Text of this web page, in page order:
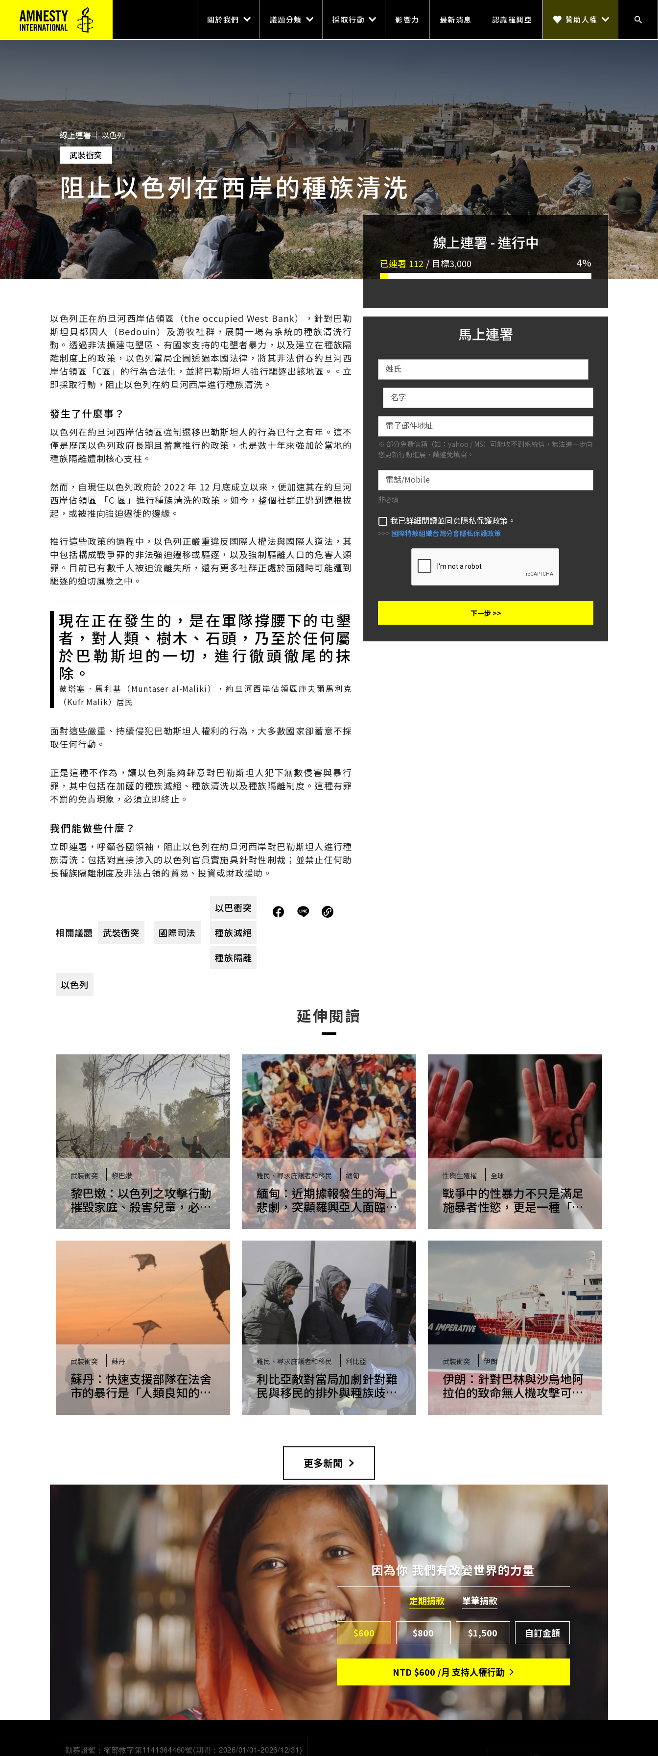
關於我們 議題分類 採取行動 影響力 最新消息 認識羅興亞 贊助人權
搜尋
線上連署
以色列
武裝衝突
阻止以色列在西岸的種族清洗
以色列正在約旦河西岸佔領區（the occupied West Bank），針對巴勒
斯坦貝都因人（Bedouin）及游牧社群，展開一場有系統的種族清洗行
動。透過非法擴建屯墾區、有國家支持的屯墾者暴力，以及建立在種族隔
離制度上的政策，以色列當局企圖透過本國法律，將其非法併吞約旦河西
岸佔領區「C區」的行為合法化，並將巴勒斯坦人強行驅逐出該地區。。立
即採取行動，阻止以色列在約旦河西岸進行種族清洗。
發生了什麼事？
以色列在約旦河西岸佔領區強制遷移巴勒斯坦人的行為已行之有年。這不
僅是歷屆以色列政府長期且蓄意推行的政策，也是數十年來強加於當地的
種族隔離體制核心支柱。
然而，自現任以色列政府於 2022 年 12 月底成立以來，便加速其在約旦河
西岸佔領區 「C 區」進行種族清洗的政策。如今，整個社群正遭到連根拔
起，或被推向強迫遷徙的邊緣。
推行這些政策的過程中，以色列正嚴重違反國際人權法與國際人道法，其
中包括構成戰爭罪的非法強迫遷移或驅逐，以及強制驅離人口的危害人類
罪。目前已有數千人被迫流離失所，還有更多社群正處於面隨時可能遭到
驅逐的迫切風險之中。
現在正在發生的，是在軍隊撐腰下的屯墾
者，對人類、樹木、石頭，乃至於任何屬
於巴勒斯坦的一切，進行徹頭徹尾的抹
除。
蒙塔塞．馬利基（Muntaser al-Maliki），約旦河西岸佔領區庫夫爾馬利克
（Kufr Malik）居民
面對這些嚴重、持續侵犯巴勒斯坦人權利的行為，大多數國家卻蓄意不採
取任何行動。
正是這種不作為，讓以色列能夠肆意對巴勒斯坦人犯下無數侵害與暴行
罪，其中包括在加薩的種族滅絕、種族清洗以及種族隔離制度。這種有罪
不罰的免責現象，必須立即終止。
我們能做些什麼？
立即連署，呼籲各國領袖，阻止以色列在約旦河西岸對巴勒斯坦人進行種
族清洗：包括對直接涉入的以色列官員實施具針對性制裁；並禁止任何助
長種族隔離制度及非法占領的貿易、投資或財政援助。
相關議題 武裝衝突 國際司法
以巴衝突
種族滅絕
種族隔離
以色列
線上連署 - 進行中
已連署 112 /目標3,000 4%
馬上連署
姓氏
名字
※ 部分免費信箱（如：yahoo / MS）可能收不到系統信，無法進一步向
您更新行動進展，請避免填寫。
電子郵件地址
電話/Mobile
非必填
我已詳細閱讀並同意隱私保護政策。
>>> 國際特赦組織台灣分會隱私保護政策
延伸閱讀
武裝衝突 黎巴嫩
黎巴嫩：以色列之攻擊行動
摧毀家庭、殺害兒童，必須
以戰爭罪調查
難民、尋求庇護者和移民 緬甸
緬甸：近期據報發生的海上
悲劇，突顯羅興亞人面臨的
絕望選擇
性與生殖權 全球
戰爭中的性暴力不只是滿足
施暴者性慾，更是一種「軍
事手段」
武裝衝突 蘇丹
蘇丹：快速支援部隊在法舍
市的暴行是「人類良知的污
點」
難民、尋求庇護者和移民 利比亞
利比亞敵對當局加劇針對難
民與移民的排外與種族歧視
鎮壓，歐盟仍尋求鞏固合作
武裝衝突 伊朗
伊朗：針對巴林與沙烏地阿
拉伯的致命無人機攻擊可能
構成戰爭罪－最新調查
更多新聞
因為你 我們有改變世界的力量
定期捐款 單筆捐款
$600 $800 $1,500
NTD $600 /月 支持人權行動
勸募證號： 衛部救字第1141364460號(期間：2026/01/01-2026/12/31)